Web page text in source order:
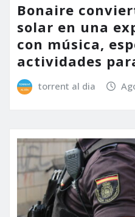
Bonaire
solar en una
con música,
actividades
torrent al dia